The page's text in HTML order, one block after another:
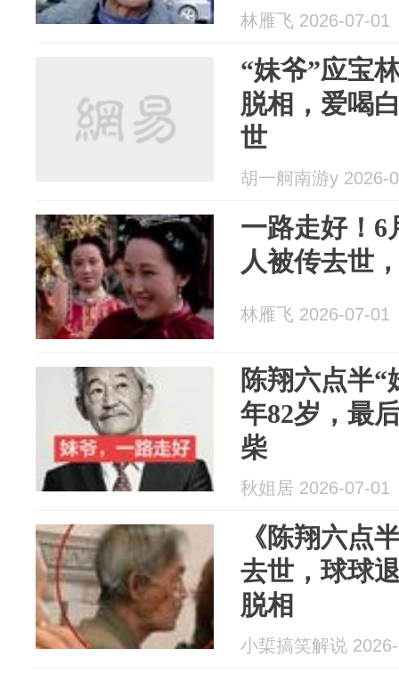
林雁飞 2026-07-01
“妹爷”应宝
脱相，爱喝
世
胡一舸南游y 2026-
一路走好！6
人被传去世
林雁飞 2026-07-01
陈翔六点半
年82岁，最
柴
秋姐居 2026-07-01
《陈翔六点
去世，球球
脱相
小梊搞笑解说